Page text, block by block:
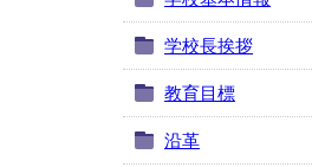
学校長挨拶
教育目標
沿革